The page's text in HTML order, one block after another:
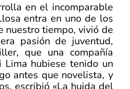
en el incomparable
entra en uno de los
nuestro tiempo, vivió de
pasión de juventud,
que una compañía
hubiese tenido un
antes que novelista, y
escribió «La huida del